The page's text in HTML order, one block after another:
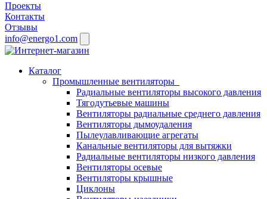
Проекты
Контакты
Отзывы
info@energo1.com
Каталог
Промышленные вентиляторы
Радиальные вентиляторы высокого давления
Тягодутьевые машины
Вентиляторы радиальные среднего давления
Вентиляторы дымоудаления
Пылеулавливающие агрегаты
Канальные вентиляторы для вытяжки
Радиальные вентиляторы низкого давления
Вентиляторы осевые
Вентиляторы крышные
Циклоны